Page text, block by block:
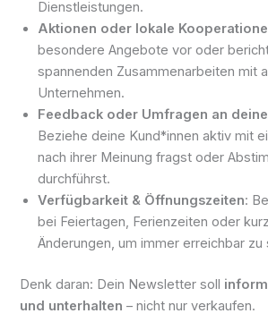
Dienstleistungen.
Aktionen oder lokale
besondere Angebote vor oder
spannenden Zusammenarbeiten mit
Unternehmen.
Feedback oder Umfragen an
Beziehe deine Kund*innen aktiv mit
nach ihrer Meinung fragst oder
durchführst.
Verfügbarkeit & Öffnungszeiten:
bei Feiertagen, Ferienzeiten oder
Änderungen, um immer erreichbar zu
Denk daran: Dein Newsletter soll
und unterhalten – nicht nur verkaufen.